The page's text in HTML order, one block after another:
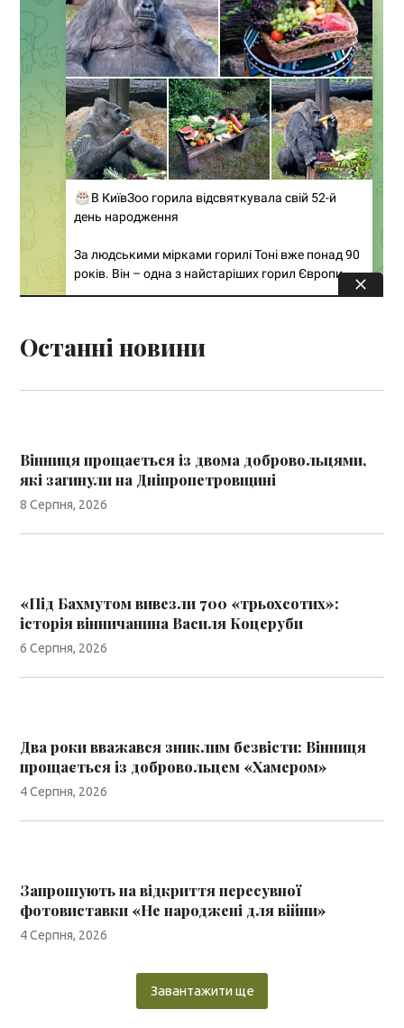
Останні новини
Вінниця прощається із двома добровольцями,
які загинули на Дніпропетровщині
8 Серпня, 2026
«Під Бахмутом вивезли 700 «трьохсотих»:
історія вінничанина Василя Коцеруби
6 Серпня, 2026
Два роки вважався зниклим безвісти: Вінниця
прощається із добровольцем «Хамером»
4 Серпня, 2026
Запрошують на відкриття пересувної
фотовиставки «Не народжені для війни»
4 Серпня, 2026
Завантажити ще